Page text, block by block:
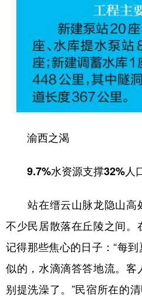
渝西之渴
9.7%水资源支撑32%人
站在缙云山脉龙隐山高
不少民居散落在丘陵之间
记得那些焦心的日子：“每
似的，水滴滴答答地流。
别提洗澡了。”民宿所在的